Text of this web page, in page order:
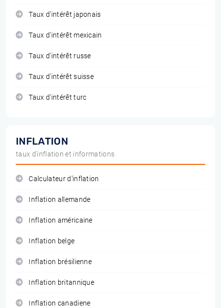
Taux d'intérêt japonais
Taux d'intérêt mexicain
Taux d'intérêt russe
Taux d'intérêt suisse
Taux d'intérêt turc
INFLATION
taux d'inflation et informations
Calculateur d'inflation
Inflation allemande
Inflation américaine
Inflation belge
Inflation brésilienne
Inflation britannique
Inflation canadiene